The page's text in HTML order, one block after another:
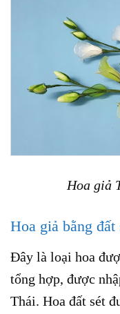
Hoa giả
Hoa giả bằng đất
Đây là loại hoa
tổng hợp, được
Thái. Hoa đất sét